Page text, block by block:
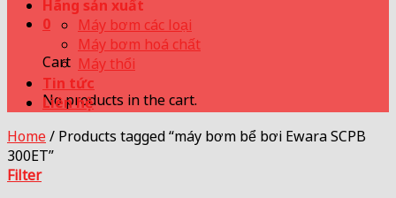
0
Cart
No products in the cart.
Hãng sản xuất
Máy bơm các loại
Máy bơm hoá chất
Máy thổi
Tin tức
Liên hệ
Home/ Products tagged “máy bơm bể bơi Ewara SCPB
300ET”
Filter